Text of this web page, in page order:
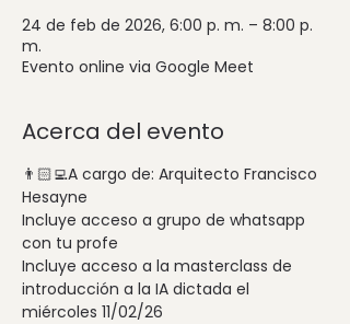
24 de feb de 2026, 6:00 p. m. – 8:00 p.
m.
Evento online via Google Meet
Acerca del evento
👨🏻‍💻A cargo de: Arquitecto Francisco
Hesayne
Incluye acceso a grupo de whatsapp
con tu profe
Incluye acceso a la masterclass de
introducción a la IA dictada el
miércoles 11/02/26